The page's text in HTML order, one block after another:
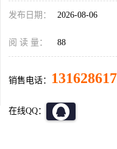
发布日期： 2026-08-06
阅 读 量： 88
销售电话：
在线QQ：